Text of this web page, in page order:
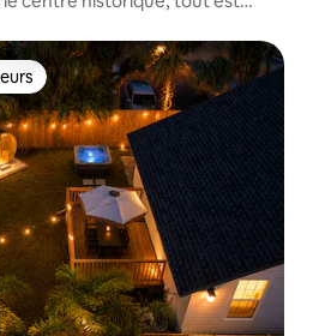
les plus appréciés